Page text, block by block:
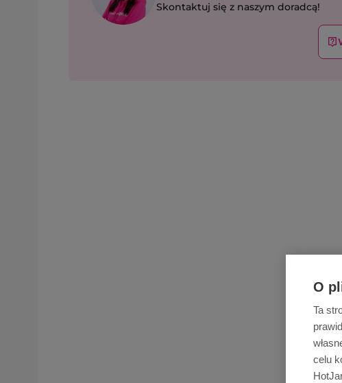
O
Ta
celu
Skontaktuj się z naszym doradcą!